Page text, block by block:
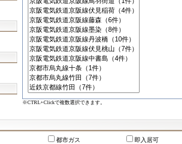
※CTRL+Clickで複数選択できます。
都市ガス 即入居可